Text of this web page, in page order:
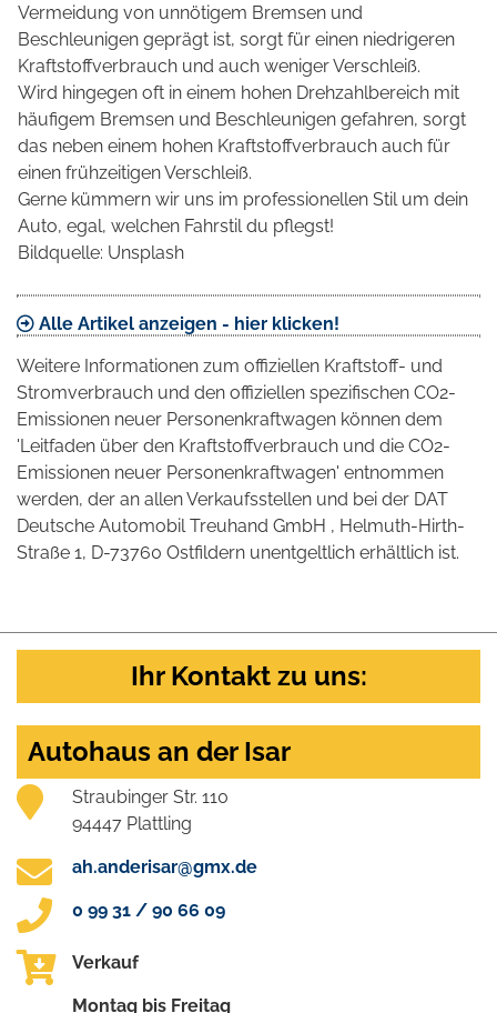
Vermeidung von unnötigem Bremsen und
Beschleunigen geprägt ist, sorgt für einen niedrigeren
Kraftstoffverbrauch und auch weniger Verschleiß.
Wird hingegen oft in einem hohen Drehzahlbereich mit
häufigem Bremsen und Beschleunigen gefahren, sorgt
das neben einem hohen Kraftstoffverbrauch auch für
einen frühzeitigen Verschleiß.
Gerne kümmern wir uns im professionellen Stil um dein
Auto, egal, welchen Fahrstil du pflegst!
Bildquelle: Unsplash
Alle Artikel anzeigen - hier klicken!
Weitere Informationen zum offiziellen Kraftstoff- und
Stromverbrauch und den offiziellen spezifischen CO2-
Emissionen neuer Personenkraftwagen können dem
'Leitfaden über den Kraftstoffverbrauch und die CO2-
Emissionen neuer Personenkraftwagen' entnommen
werden, der an allen Verkaufsstellen und bei der DAT
Deutsche Automobil Treuhand GmbH , Helmuth-Hirth-
Straße 1, D-73760 Ostfildern unentgeltlich erhältlich ist.
Ihr Kontakt zu uns:
Autohaus an der Isar
Straubinger Str. 110
94447 Plattling
ah.anderisar@gmx.de
0 99 31 / 90 66 09
Verkauf
Montag bis Freitag